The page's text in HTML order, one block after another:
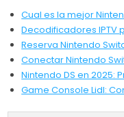
Cual es la mejor
Decodificadores IPTV
Reserva Nintendo
Conectar Nintendo
Nintendo DS en 2025:
Game Console Lidl: